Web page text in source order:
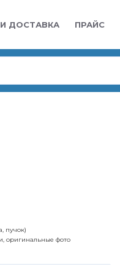
ДОСТАВКА ПРАЙС
пучок)
оригинальные фото